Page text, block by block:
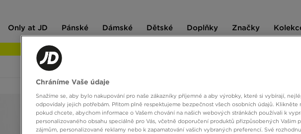
JD
Only at JD Pánské Dámské Dětské Doplňky Značky
ONLY AT JD
ADIDAS
Chráníme Vaše údaje
Snažíme se, aby bylo nakupování pro naše zákazníky příjemné a aby výrobky, které si vybírají,
odpovídaly jejich potřebám. Přitom plně respektujeme bezpečnost všech osobních údajů. Klikněte
pokud chcete, abychom informace o Vašem chování na našich webových stránkách používali k
personalizovaného obsahu speciálně pro Vás, včetně doporučení produktů přizpůsobených Vašim
zájmům, personalizované reklamy nebo k zapamatování vašich vybraných preferencí. Své